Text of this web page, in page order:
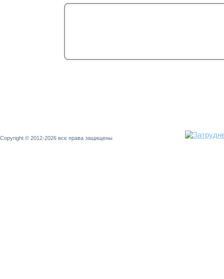
Copyright © 2012-2026 все права защищены